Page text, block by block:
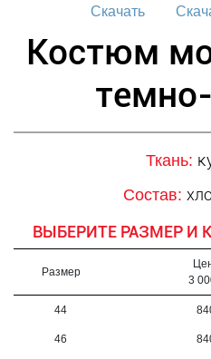
Скачать
Костюм
Ткань:
Состав:
ВЫБЕРИТЕ РАЗМЕР И
Размер
3
44
46